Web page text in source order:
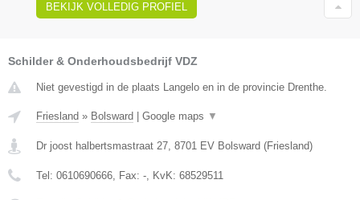
BEKIJK VOLLEDIG PROFIEL
Schilder & Onderhoudsbedrijf VDZ
Niet gevestigd in de plaats Langelo en in de provincie Drenthe.
Friesland » Bolsward Google maps ▼
Dr joost halbertsmastraat 27, 8701 EV Bolsward (Friesland)
Tel: 0610690666, Fax: -, KvK: 68529511